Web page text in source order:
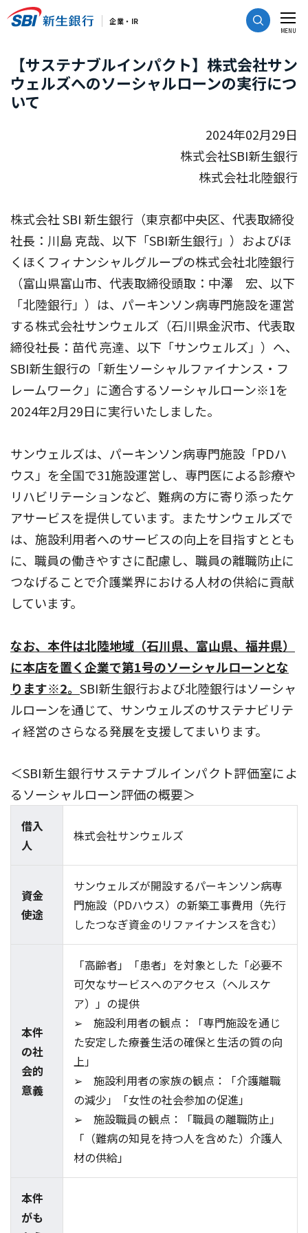
CLOSE
MENU
【サステナブルインパクト】株式会社サン
ウェルズへのソーシャルローンの実行につ
いて
2024年02月29日
株式会社SBI新生銀行
株式会社北陸銀行
株式会社 SBI 新生銀行（東京都中央区、代表取締役
社長：川島 克哉、以下「SBI新生銀行」）およびほ
くほくフィナンシャルグループの株式会社北陸銀行
（富山県富山市、代表取締役頭取：中澤 宏、以下
「北陸銀行」）は、パーキンソン病専門施設を運営
する株式会社サンウェルズ（石川県金沢市、代表取
締役社長：苗代 亮達、以下「サンウェルズ」）へ、
SBI新生銀行の「新生ソーシャルファイナンス・フ
レームワーク」に適合するソーシャルローン※1を
2024年2月29日に実行いたしました。
サンウェルズは、パーキンソン病専門施設「PDハ
ウス」を全国で31施設運営し、専門医による診療や
リハビリテーションなど、難病の方に寄り添ったケ
アサービスを提供しています。またサンウェルズで
は、施設利用者へのサービスの向上を目指すととも
に、職員の働きやすさに配慮し、職員の離職防止に
つなげることで介護業界における人材の供給に貢献
しています。
なお、本件は北陸地域（石川県、富山県、福井県）
に本店を置く企業で第1号のソーシャルローンとな
ります※2。 SBI新生銀行および北陸銀行はソーシャ
ルローンを通じて、サンウェルズのサステナビリテ
ィ経営のさらなる発展を支援してまいります。
＜SBI新生銀行サステナブルインパクト評価室によ
るソーシャルローン評価の概要＞
借入
人
株式会社サンウェルズ
資金
使途
サンウェルズが開設するパーキンソン病専
門施設（PDハウス）の新築工事費用（先行
したつなぎ資金のリファイナンスを含む）
本件
の社
会的
意義
「高齢者」「患者」を対象とした「必要不
可欠なサービスへのアクセス（ヘルスケ
ア）」の提供
➢ 施設利用者の観点：「専門施設を通じ
た安定した療養生活の確保と生活の質の向
上」
➢ 施設利用者の家族の観点：「介護離職
の減少」「女性の社会参加の促進」
➢ 施設職員の観点：「職員の離職防止」
「（難病の知見を持つ人を含めた）介護人
材の供給」
本件
がも
企業・IR